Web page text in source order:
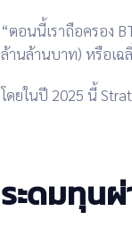
“ตอนนี้เราถือครอง
ล้านล้านบาท) หรือเฉ
โดยในปี 2025 นี้
ระดมทุน